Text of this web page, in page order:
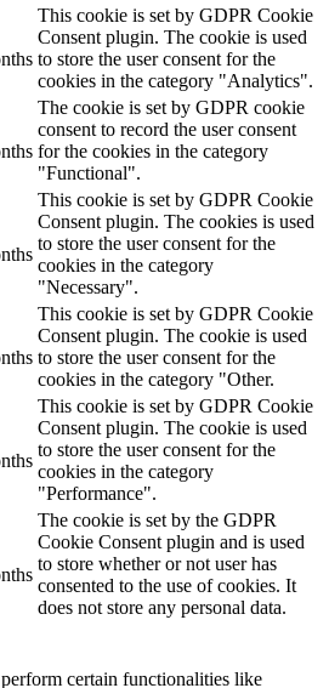
This cookie is set by GDPR Cookie
Consent plugin. The cookie is used
to store the user consent for the
cookies in the category "Analytics".
The cookie is set by GDPR cookie
consent to record the user consent
for the cookies in the category
"Functional".
This cookie is set by GDPR Cookie
Consent plugin. The cookies is used
to store the user consent for the
cookies in the category
"Necessary".
This cookie is set by GDPR Cookie
Consent plugin. The cookie is used
to store the user consent for the
cookies in the category "Other.
This cookie is set by GDPR Cookie
Consent plugin. The cookie is used
to store the user consent for the
cookies in the category
"Performance".
The cookie is set by the GDPR
Cookie Consent plugin and is used
to store whether or not user has
consented to the use of cookies. It
does not store any personal data.
certain functionalities like